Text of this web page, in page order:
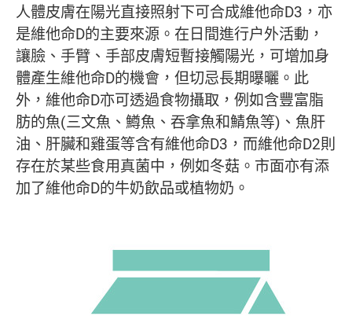
人體皮膚在陽光直接照射下可合成維他命D3，亦
是維他命D的主要來源。在日間進行户外活動，
讓臉、手臂、手部皮膚短暫接觸陽光，可增加身
體產生維他命D的機會，但切忌長期曝曬。此
外，維他命D亦可透過食物攝取，例如含豐富脂
肪的魚(三文魚、鱒魚、吞拿魚和鯖魚等)、魚肝
油、肝臟和雞蛋等含有維他命D3，而維他命D2則
存在於某些食用真菌中，例如冬菇。市面亦有添
加了維他命D的牛奶飲品或植物奶。